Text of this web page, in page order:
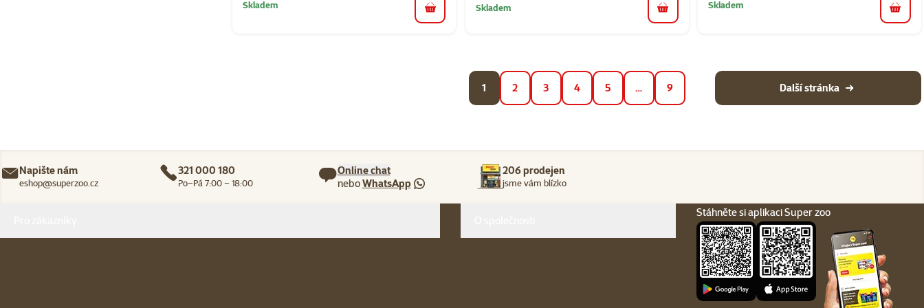
Skladem
do košíku Skladem do košíku
Skladem
do
1 2 3 4 5 … 9 Další stránka
Napište nám
eshop@superzoo.cz
321 000 180
Po–Pá 7:00 – 18:00
Online chat
neboWhatsApp
206 prodejen
jsme vám blízko
Stáhněte si aplikaci Super zoo